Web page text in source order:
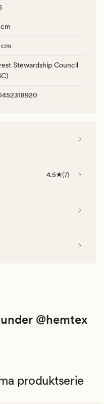
Stewardship Council
4.5 (7)
@hemtex
produktserie